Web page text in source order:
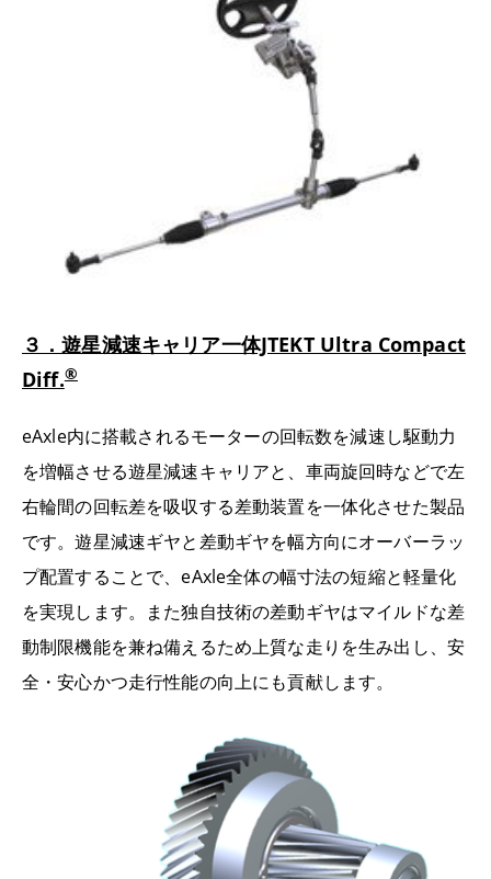
３．遊星減速キャリア一体JTEKT Ultra Compact
Diff.®
eAxle内に搭載されるモーターの回転数を減速し駆動力
を増幅させる遊星減速キャリアと、車両旋回時などで左
右輪間の回転差を吸収する差動装置を一体化させた製品
です。遊星減速ギヤと差動ギヤを幅方向にオーバーラッ
プ配置することで、eAxle全体の幅寸法の短縮と軽量化
を実現します。また独自技術の差動ギヤはマイルドな差
動制限機能を兼ね備えるため上質な走りを生み出し、安
全・安心かつ走行性能の向上にも貢献します。